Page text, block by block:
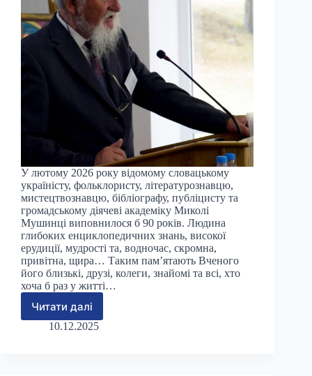
У лютому 2026 року відомому словацькому
україністу, фольклористу, літературознавцю,
мистецтвознавцю, бібліографу, публіцисту та
громадському діячеві академіку Миколі
Мушинці виповнилося б 90 років. Людина
глибоких енциклопедичних знань, високої
ерудиції, мудрості та, водночас, скромна,
привітна, щира… Таким пам’ятають Вченого
його близькі, друзі, колеги, знайомі та всі, хто
хоча б раз у житті…
Читати далі
Микола
Мушинка:
10.12.2025